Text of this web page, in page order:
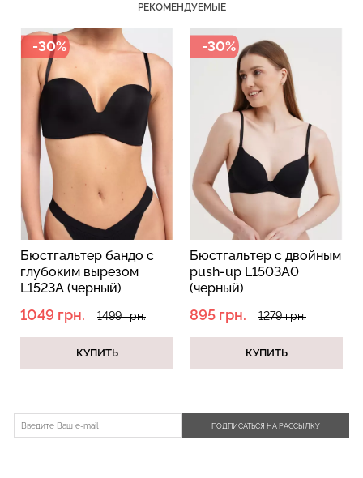
РЕКОМЕНДУЕМЫЕ
-30%
Бюстгальтер бандо с
глубоким вырезом
L1523A (черный)
1049 грн. 1499 грн.
КУПИТЬ
-30%
Бюстгальтер с двойным
push-up L1503A0
(черный)
895 грн. 1279 грн.
КУПИТЬ
ПОДПИСАТЬСЯ НА РАССЫЛКУ